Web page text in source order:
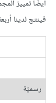
أيضًا تمييز
فينتج لدينا
رسميّة